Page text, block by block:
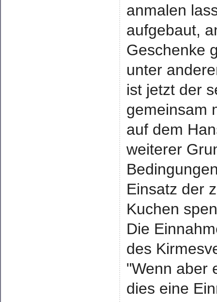
anmalen
aufgebaut,
Geschenke
unter
ist jetzt der
gemeinsam
auf dem
weiterer
Einsatz der
Kuchen
Die
des
"Wenn aber
dies eine